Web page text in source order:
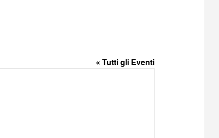
« Tutti gli Eventi